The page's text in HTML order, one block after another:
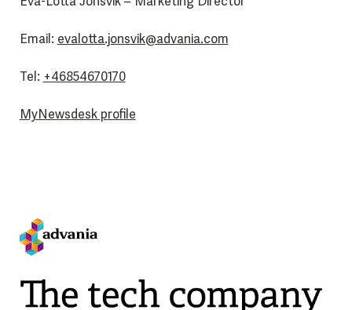
Email: evalotta.jonsvik@advania.com
Tel: +46854670170
MyNewsdesk profile